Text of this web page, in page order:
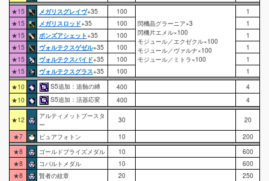
★15
メガリスグレイヴ+35
100
閃機晶グラーニア×3
閃機片エメル×100
モジュール／エクゼクル×100
モジュール／ヴァルナ×100
モジュール／ミトラ×100
1
★15
メガリスロッド+35 100
1
★15
ボンズアシェット+35 100
1
★15
ヴォルテクスゲゼル+35 100
1
★15
ヴォルテクスバイド+35 100
1
★15
ヴォルテクスグラス+35 100
1
★10
S5追加：追蝕の縛 400
4
★10
S5追加：活器応変 400 4
★12
アルティメットブースタ
ー
30
20
★7
ピュアフォトン 10
200
★8
ゴールドプライズメダル 10
600
★8
コバルトメダル 10
600
★8
賢者の紋章 20
250